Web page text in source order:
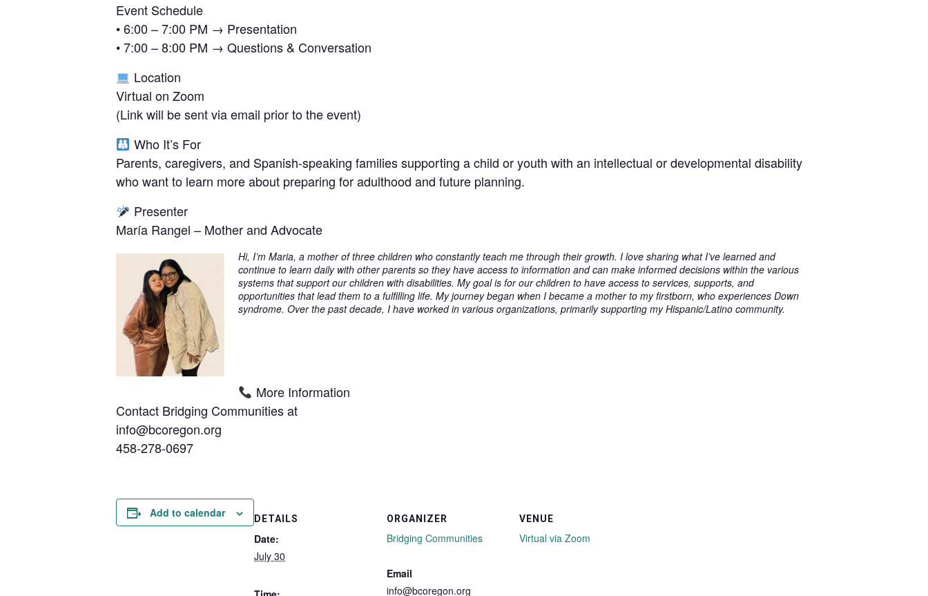
Event Schedule
• 6:00 – 7:00 PM → Presentation
• 7:00 – 8:00 PM → Questions & Conversation
Location
Virtual on Zoom
(Link will be sent via email prior to the event)
Who It’s For
Parents, caregivers, and Spanish-speaking families supporting a child or youth with an intellectual or developmental disability
who want to learn more about preparing for adulthood and future planning.
Presenter
María Rangel – Mother and Advocate
Hi, I’m Maria, a mother of three children who constantly teach me through their growth. I love sharing what I’ve learned and
continue to learn daily with other parents so they have access to information and can make informed decisions within the various
systems that support our children with disabilities. My goal is for our children to have access to services, supports, and
opportunities that lead them to a fulfilling life. My journey began when I became a mother to my firstborn, who experiences Down
syndrome. Over the past decade, I have worked in various organizations, primarily supporting my Hispanic/Latino community.
More Information
Contact Bridging Communities at
info@bcoregon.org
458-278-0697
Add to calendar DETAILS
Date:
July 30
ORGANIZER
Bridging Communities
Email
info@bcoregon.org
VENUE
Virtual via Zoom